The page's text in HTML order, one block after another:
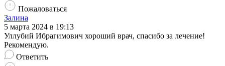
Пожаловаться
Залина
5 марта 2024 в 19:13
Уллубий Ибрагимович хороший врач, спасибо за лечение!
Рекомендую.
Ответить